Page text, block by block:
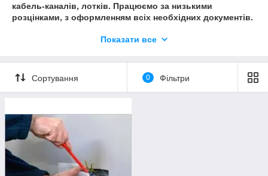
кабель-каналів, лотків. Працюємо за низькими
розцінками, з оформленням всіх необхідних документів.
будинках, квартирах, складах, виробничих приміщеннях,
Показати все
Сортування 0 Фільтри